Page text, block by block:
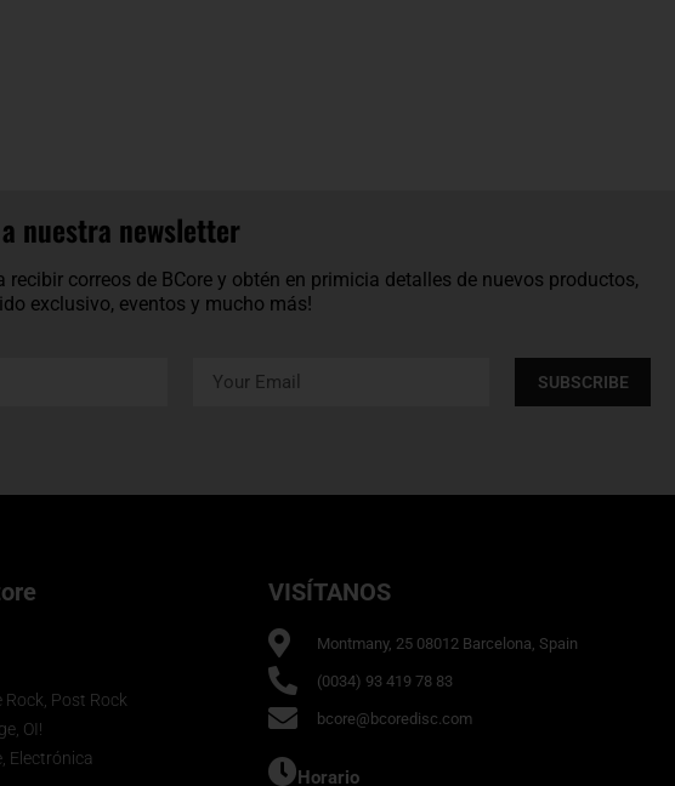
nuestra newsletter
recibir correos de BCore y obtén en primicia detalles de nuevos productos,
exclusivo, eventos y mucho más!
SUBSCRIBE
Post Rock
OI!
Electrónica
VISÍTANOS
Montmany, 25 08012 Barcelona, Spain
(0034) 93 419 78 83
bcore@bcoredisc.com
Horario